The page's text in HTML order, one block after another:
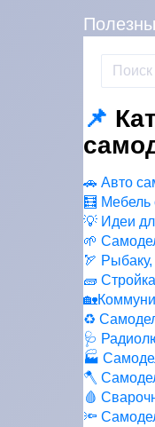
📌
🚗 Авто
🧮 Мебель
💡 Идеи
🌱
🏹 Рыбаку,
🧱
♻
🩺
🏭
🪓
🩸
🔦